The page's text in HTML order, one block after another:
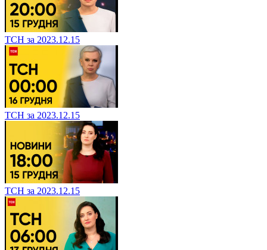
ТСН за 2023.12.15
ТСН за 2023.12.15
ТСН за 2023.12.15